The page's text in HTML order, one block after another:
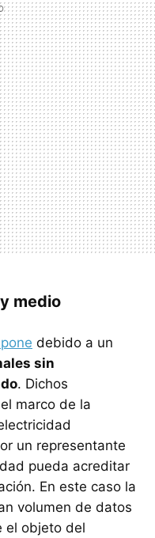
medio
debido a un
sin
. Dichos
marco de la
un representante
pueda acreditar
En este caso la
volumen de datos
el objeto del